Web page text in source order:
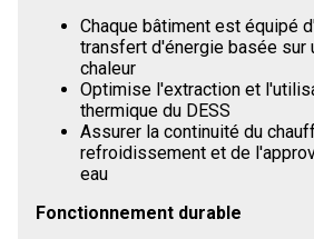
Chaque bâtiment est équipé
transfert d'énergie basée sur
chaleur
Optimise l'extraction et
thermique du DESS
Assurer la continuité du
refroidissement et de
eau
Fonctionnement durable